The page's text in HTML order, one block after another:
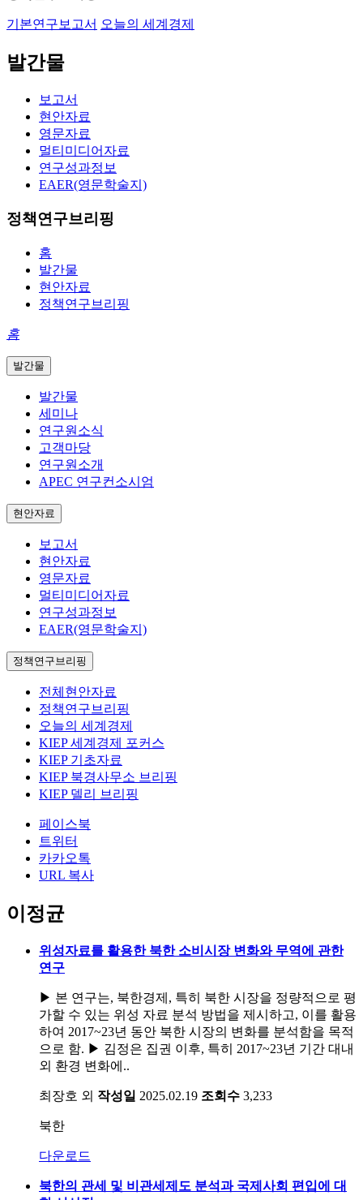
기본연구보고서 오늘의 세계경제
발간물
보고서
현안자료
영문자료
멀티미디어자료
연구성과정보
EAER(영문학술지)
정책연구브리핑
홈
발간물
현안자료
정책연구브리핑
홈
발간물
발간물
세미나
연구원소식
고객마당
연구원소개
APEC 연구컨소시엄
현안자료
보고서
현안자료
영문자료
멀티미디어자료
연구성과정보
EAER(영문학술지)
정책연구브리핑
전체현안자료
정책연구브리핑
오늘의 세계경제
KIEP 세계경제 포커스
KIEP 기초자료
KIEP 북경사무소 브리핑
KIEP 델리 브리핑
페이스북
트위터
카카오톡
URL 복사
이정균
위성자료를 활용한 북한 소비시장 변화와 무역에 관한
연구
▶ 본 연구는, 북한경제, 특히 북한 시장을 정량적으로 평
가할 수 있는 위성 자료 분석 방법을 제시하고, 이를 활용
하여 2017~23년 동안 북한 시장의 변화를 분석함을 목적
으로 함. ▶ 김정은 집권 이후, 특히 2017~23년 기간 대내
외 환경 변화에..
최장호 외 작성일 2025.02.19 조회수 3,233
북한
다운로드
북한의 관세 및 비관세제도 분석과 국제사회 편입에 대